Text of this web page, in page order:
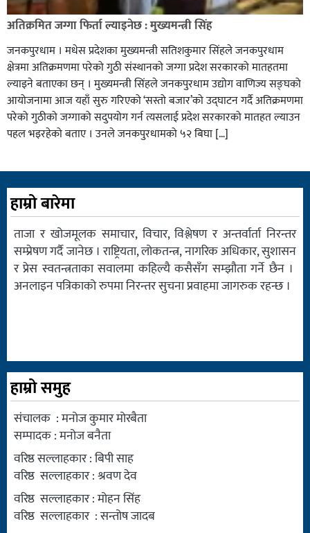
अतिक्रमित जग्गा फिर्ता ल्याइनेछ : मुख्यमन्त्री सिंह
जनकपुरधाम । मधेस प्रदेशका मुख्यमन्त्री सतिशकुमार सिंहले जनकपुरधाम
क्षेत्रमा अतिक्रमणमा परेको गुठी संस्थानको जग्गा प्रदेश सरकारको मातहतमा
ल्याइने बताएका छन् । मुख्यमन्त्री सिंहले जनकपुरधाम उद्योग वाणिज्य सङ्घको
आयोजनामा आज यहाँ सुरु गरिएको ‘सस्तो बजार’को उद्घाटन गर्दै अतिक्रमणमा
परेको गुठीको जग्गाको सदुपयोग गर्न त्यसलाई प्रदेश सरकारको मातहत ल्याउन
पहल भइरहेको बताए । उनले जनकपुरधामको ५२ बिघा […]
हाम्रो बारेमा
ताजा र खोजमूलक समाचार, विचार, विश्लेषण र अन्तर्वार्ता निरन्तर
सम्प्रेषण गर्दै जानेछ । राष्ट्रियता, लोकतन्त्र, नागरिक अधिकार, सुशासन
र प्रेस स्वतन्त्रताका सवालमा कहिल्यै कसैसँग सम्झौता गर्ने छैन ।
अनलाइन पत्रिकाको रुपमा निरन्तर सुचना प्रवाहमा जागरुक रहन्छ ।
हाम्रो समुह
संचालक : मनोज कुमार मोरबैता
सम्पादक : मनोज बनैता
वरिष्ठ सल्लाहकार : बिपी साह
वरिष्ठ सल्लाहकार : श्रवण देव
वरिष्ठ सल्लाहकार : मोहन सिंह
वरिष्ठ सल्लाहकार : सन्तोष जादब